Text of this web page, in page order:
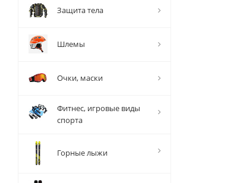
Защита тела
Шлемы
Очки, маски
Фитнес, игровые виды
спорта
Горные лыжи